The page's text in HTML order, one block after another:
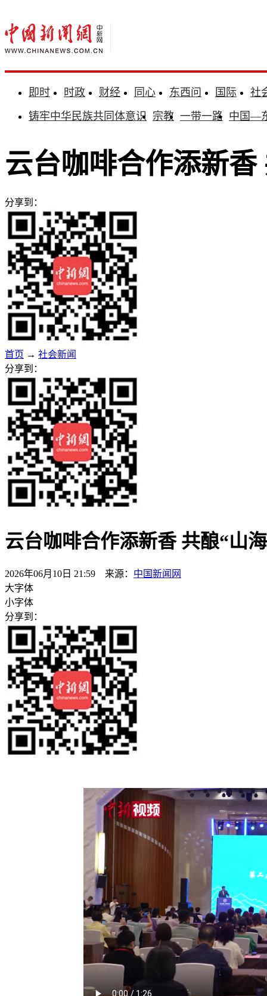
即时 时政 财经 同心 东西问 国际
社
铸牢中华民族共同体意识 宗教 一带一路 中国—
云台咖啡合作添新香
分享到：
首页 → 社会新闻
分享到：
云台咖啡合作添新香 共酿“山
2026年06月10日 21:59 来源： 中国新闻网
大字体
小字体
分享到：